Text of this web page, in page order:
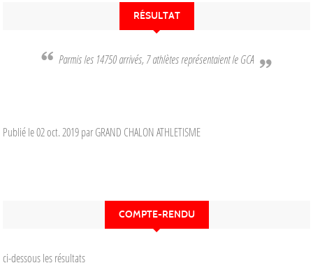
RÉSULTAT
Parmis les 14750 arrivés, 7 athlètes représentaient le GCA
Publié le02 oct. 2019par GRAND CHALON ATHLETISME
COMPTE-RENDU
ci-dessous les résultats